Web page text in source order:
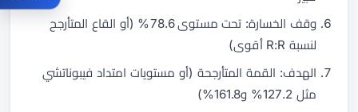
وقف الخسارة: تحت مستوى 78.6% (أو القاع المتأرجح
لنسبة R:R أقوى)
الهدف: القمة المتأرجحة (أو مستويات امتداد فيبوناتشي
مثل 127.2% و161.8%)